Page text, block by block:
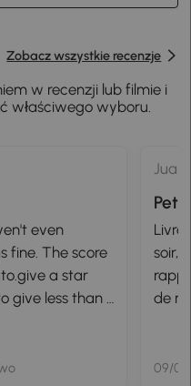
Zobacz wszystkie recenzje
w recenzji lub filmie i
właściwego wyboru.
even
fine. The score
a star
less than 5
Juan
soir,
de
09/